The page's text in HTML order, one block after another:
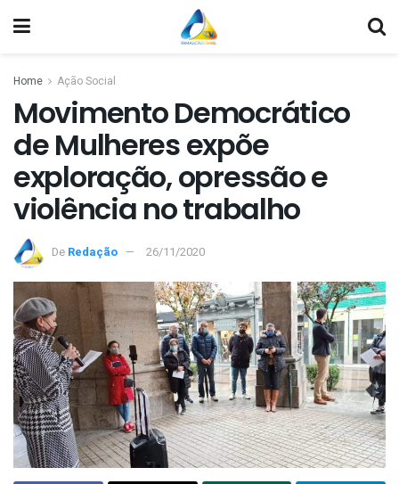
Home Ação Social
Movimento Democrático
de Mulheres expõe
exploração, opressão e
violência no trabalho
De Redação 26/11/2020